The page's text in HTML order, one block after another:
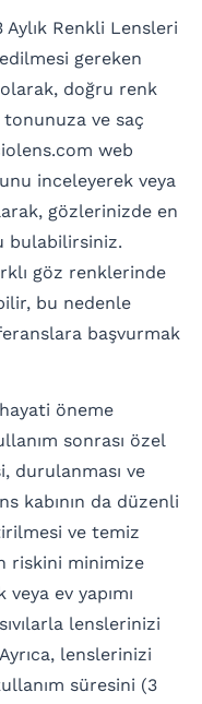
Renkli Lensleri
gereken
doğru renk
ve saç
web
inceleyerek veya
gözlerinizde en
bulabilirsiniz.
göz renklerinde
bu nedenle
başvurmak
hayati öneme
sonrası özel
durulanması ve
kabının da düzenli
ve temiz
riskini minimize
ev yapımı
lenslerinizi
lenslerinizi
süresini (3